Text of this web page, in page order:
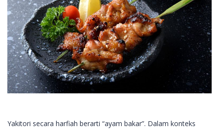
Yakitori secara harfiah berarti “ayam bakar”. Dalam konteks